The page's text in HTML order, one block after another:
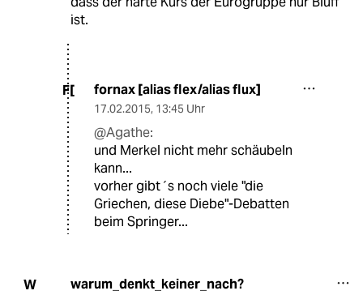
ist.
F[ fornax [alias flex/alias flux]
17.02.2015, 13:45 Uhr
@Agathe:
und Merkel nicht mehr schäubeln
kann...
vorher gibt´s noch viele "die
Griechen, diese Diebe"-Debatten
beim Springer...
W warum_denkt_keiner_nach?